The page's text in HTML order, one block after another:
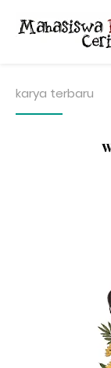
karya terbaru